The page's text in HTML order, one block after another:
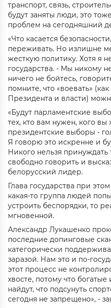
транспорт, связь,
будут заняты люди, это
проблем на сегодняшний
«Что касается
переживать. Но излишне
жесткую политику. Хотя я
государства. - Мы никому
ничего не бойтесь,
помните, что «воевать»
Президента и власти)
«Будут парламентские
тех, кто вам нужен, кого вы
президентские выборы -
Я говорю это искренне и
Никого нельзя
свободно говорить и
белорусский лидер.
Глава государства при
какая-то группа людей
устроить беспорядки, то
мгновенной.
Александр Лукашенко
последние допинговые
категорически
заразой. Нам это и по-
этот процесс не
хвосте, потому что
найдут, что подсунуть
сегодня не запрещено», -